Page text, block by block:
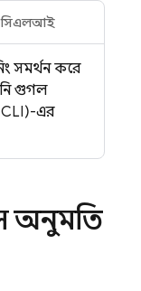
সিএলআই
সমর্থন করে
গুগল
এর
অনুমতি